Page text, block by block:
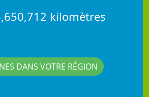
kilomètres
DANS VOTRE RÉGION